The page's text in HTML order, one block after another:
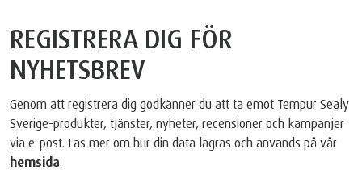
REGISTRERA DIG FÖR
NYHETSBREV
Genom att registrera dig godkänner du att ta emot Tempur Sealy
Sverige-produkter, tjänster, nyheter, recensioner och kampanjer
via e-post. Läs mer om hur din data lagras och används på vår
hemsida.